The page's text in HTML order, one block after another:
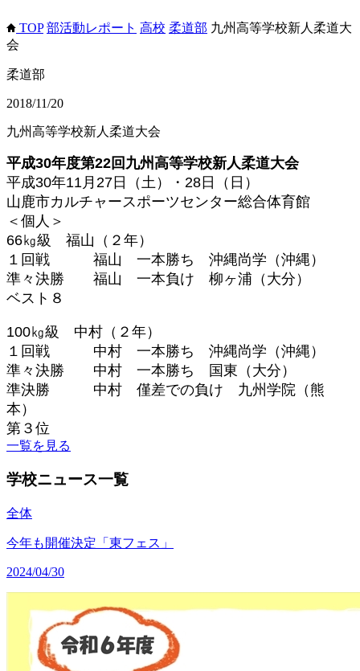
TOP 部活動レポート 高校 柔道部 九州高等学校新人柔道大
会
柔道部
2018/11/20
九州高等学校新人柔道大会
平成30年度第22回九州高等学校新人柔道大会
平成30年11 月 27日（土）・ 28日（日）
山鹿市カルチャースポーツセンター総合体育館
＜個人＞
66㎏級 福山（２年）
１回戦 福山 一本勝ち 沖縄尚学（沖縄）
準々決勝 福山 一本負け 柳ヶ浦（大分）
ベスト８
100㎏級 中村（２年）
１回戦 中村 一本勝ち 沖縄尚学（沖縄）
準々決勝 中村 一本勝ち 国東（大分）
準決勝 中村 僅差での負け 九州学院（熊
本）
第３位
一覧を見る
学校ニュース一覧
全体
今年も開催決定「東フェス」
2024/04/30